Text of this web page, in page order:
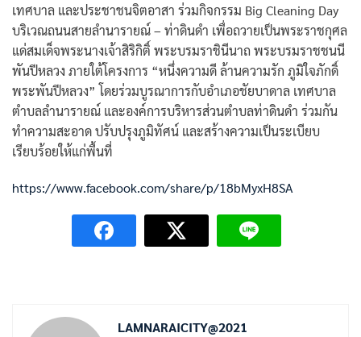
เทศบาล และประชาชนจิตอาสา ร่วมกิจกรรม Big Cleaning Day
บริเวณถนนสายลำนารายณ์ – ท่าดินดำ เพื่อถวายเป็นพระราชกุศล
แด่สมเด็จพระนางเจ้าสิริกิติ์ พระบรมราชินีนาถ พระบรมราชชนนี
พันปีหลวง ภายใต้โครงการ “หนึ่งความดี ล้านความรัก ภูมิใจภักดิ์
พระพันปีหลวง” โดยร่วมบูรณาการกับอำเภอชัยบาดาล เทศบาล
ตำบลลำนารายณ์ และองค์การบริหารส่วนตำบลท่าดินดำ ร่วมกัน
ทำความสะอาด ปรับปรุงภูมิทัศน์ และสร้างความเป็นระเบียบ
เรียบร้อยให้แก่พื้นที่
https://www.facebook.com/share/p/18bMyxH8SA
LAMNARAICITY@2021